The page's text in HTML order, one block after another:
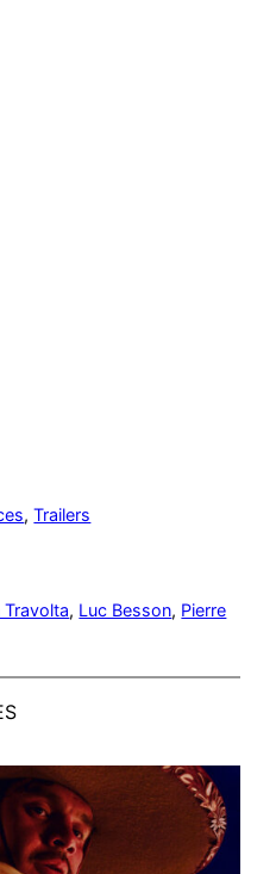
, Trailers
, Luc Besson, Pierre